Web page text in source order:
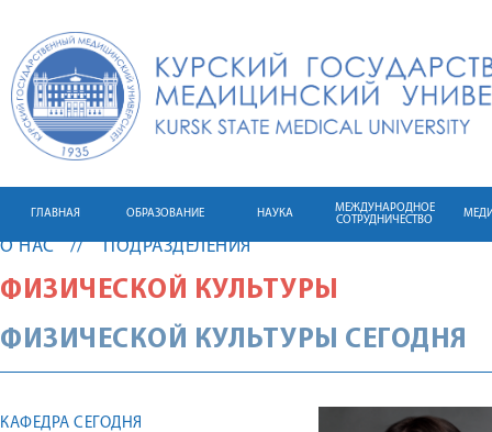
ГЛАВНАЯ ОБРАЗОВАНИЕ НАУКА
МЕЖДУНАРОДНОЕ
СОТРУДНИЧЕСТВО
О НАС ПОДРАЗДЕЛЕНИЯ
ФИЗИЧЕСКОЙ КУЛЬТУРЫ
ФИЗИЧЕСКОЙ КУЛЬТУРЫ СЕГОДНЯ
КАФЕДРА СЕГОДНЯ